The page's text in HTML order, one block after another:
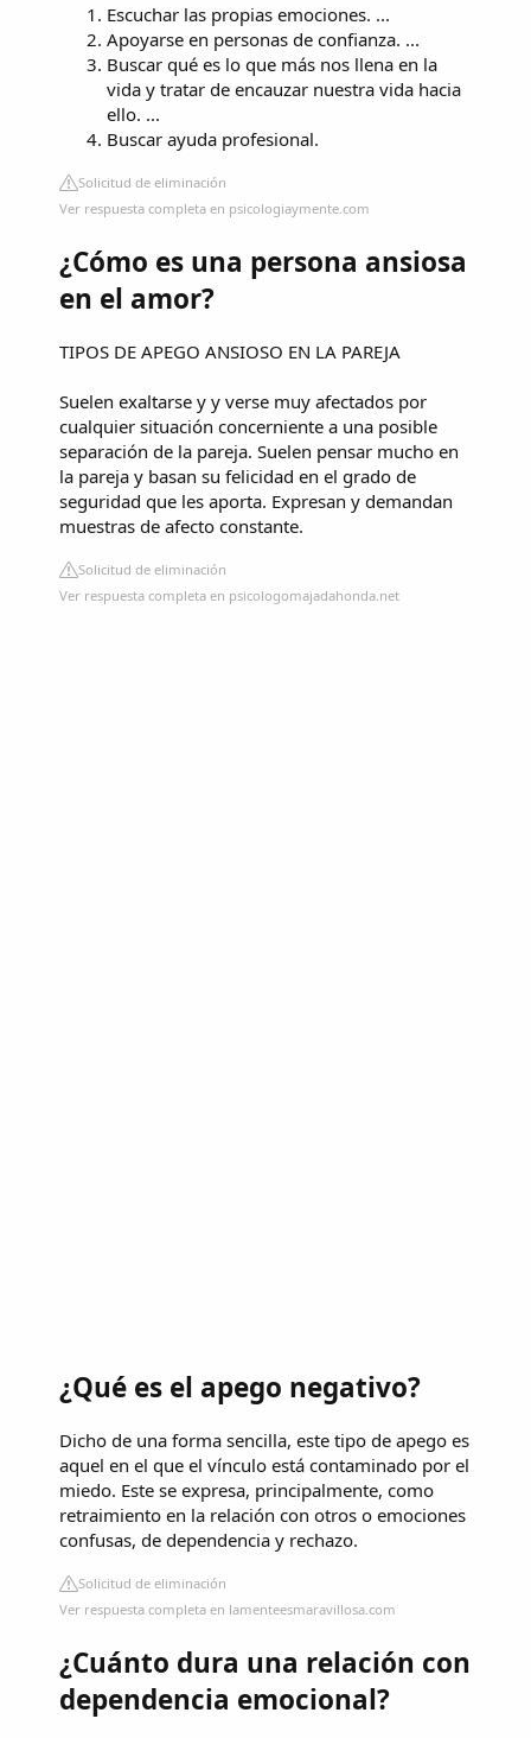
Escuchar las propias emociones. ...
Apoyarse en personas de confianza. ...
Buscar qué es lo que más nos llena en la
vida y tratar de encauzar nuestra vida hacia
ello. ...
Buscar ayuda profesional.
Solicitud de eliminación
Ver respuesta completa en psicologiaymente.com
¿Cómo es una persona ansiosa
en el amor?
TIPOS DE APEGO ANSIOSO EN LA PAREJA
Suelen exaltarse y y verse muy afectados por
cualquier situación concerniente a una posible
separación de la pareja. Suelen pensar mucho en
la pareja y basan su felicidad en el grado de
seguridad que les aporta. Expresan y demandan
muestras de afecto constante.
Solicitud de eliminación
Ver respuesta completa en psicologomajadahonda.net
¿Qué es el apego negativo?
Dicho de una forma sencilla, este tipo de apego es
aquel en el que el vínculo está contaminado por el
miedo. Este se expresa, principalmente, como
retraimiento en la relación con otros o emociones
confusas, de dependencia y rechazo.
Solicitud de eliminación
Ver respuesta completa en lamenteesmaravillosa.com
¿Cuánto dura una relación con
dependencia emocional?